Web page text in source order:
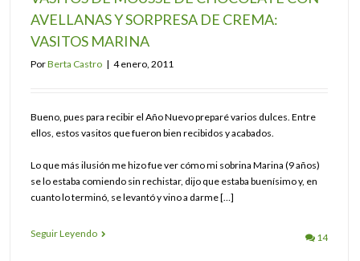
AVELLANAS Y SORPRESA DE CREMA:
VASITOS MARINA
PorBerta Castro | 4 enero, 2011
Bueno, pues para recibir el Año Nuevo preparé varios dulces. Entre
ellos, estos vasitos que fueron bien recibidos y acabados.
Lo que más ilusión me hizo fue ver cómo mi sobrina Marina (9 años)
se lo estaba comiendo sin rechistar, dijo que estaba buenísimo y, en
cuanto lo terminó, se levantó y vino a darme […]
Seguir Leyendo 14